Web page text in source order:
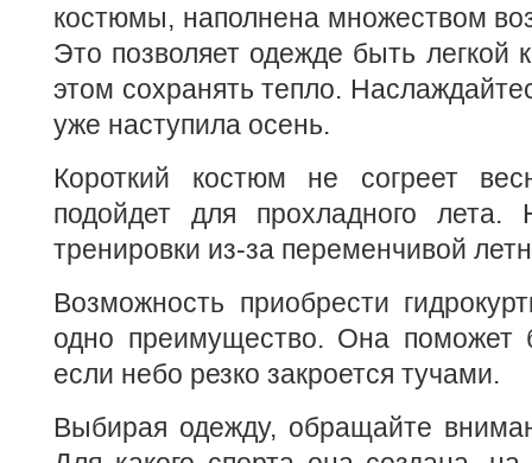
костюмы, наполнена множеством
Это позволяет одежде быть легкой
этом сохранять тепло.
уже наступила осень.
Короткий костюм не согреет
подойдет для прохладного лета.
тренировки из-за переменчивой
Возможность приобрести
одно преимущество. Она поможет
если небо резко закроется тучами.
Выбирая одежду, обращайте